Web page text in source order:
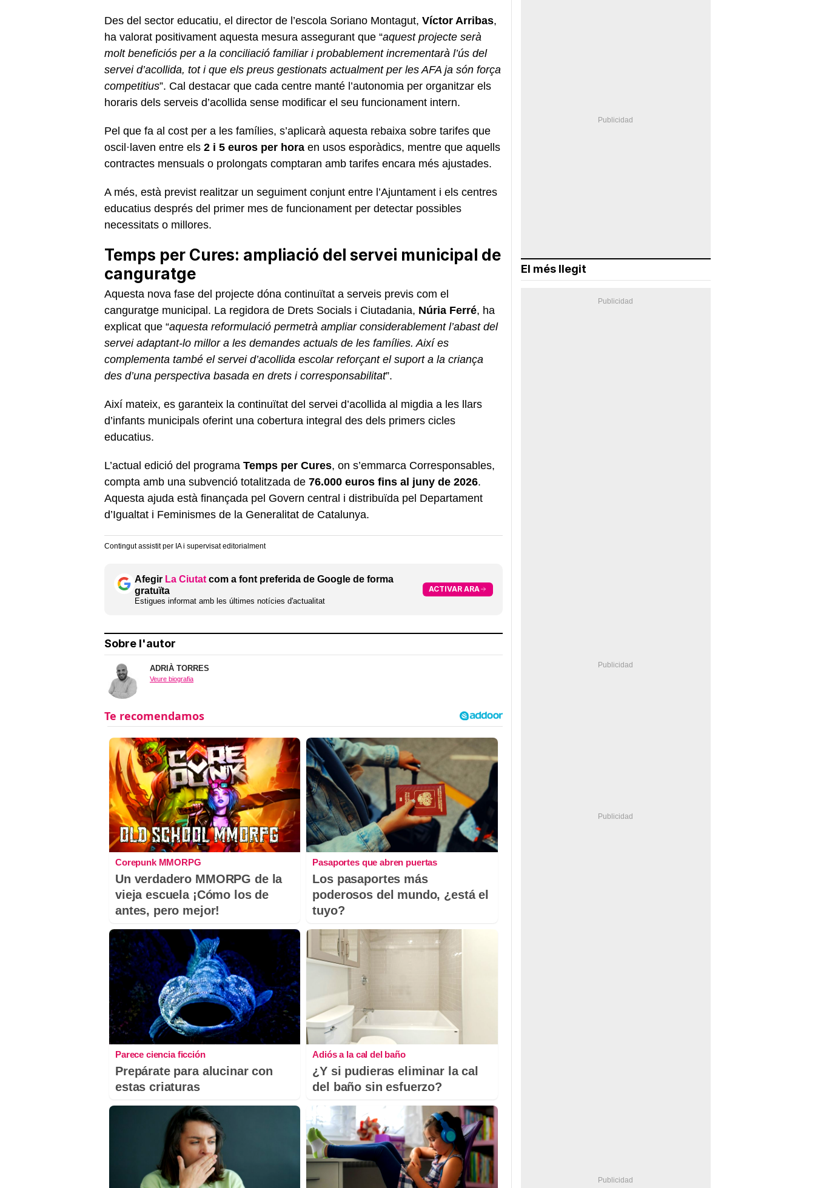
Des del sector educatiu, el director de l’escola Soriano Montagut, Víctor Arribas,
ha valorat positivament aquesta mesura assegurant que “aquest projecte serà
molt beneficiós per a la conciliació familiar i probablement incrementarà l’ús del
servei d’acollida, tot i que els preus gestionats actualment per les AFA ja són força
competitius”. Cal destacar que cada centre manté l’autonomia per organitzar els
horaris dels serveis d’acollida sense modificar el seu funcionament intern.
Pel que fa al cost per a les famílies, s’aplicarà aquesta rebaixa sobre tarifes que
oscil·laven entre els 2 i 5 euros per hora en usos esporàdics, mentre que aquells
contractes mensuals o prolongats comptaran amb tarifes encara més ajustades.
A més, està previst realitzar un seguiment conjunt entre l’Ajuntament i els centres
educatius després del primer mes de funcionament per detectar possibles
necessitats o millores.
Temps per Cures: ampliació del servei municipal de
canguratge
Aquesta nova fase del projecte dóna continuïtat a serveis previs com el
canguratge municipal. La regidora de Drets Socials i Ciutadania, Núria Ferré, ha
explicat que “aquesta reformulació permetrà ampliar considerablement l’abast del
servei adaptant-lo millor a les demandes actuals de les famílies. Així es
complementa també el servei d’acollida escolar reforçant el suport a la criança
des d’una perspectiva basada en drets i corresponsabilitat”.
Així mateix, es garanteix la continuïtat del servei d’acollida al migdia a les llars
d’infants municipals oferint una cobertura integral des dels primers cicles
educatius.
L’actual edició del programa Temps per Cures, on s’emmarca Corresponsables,
compta amb una subvenció totalitzada de 76.000 euros fins al juny de 2026.
Aquesta ajuda està finançada pel Govern central i distribuïda pel Departament
d’Igualtat i Feminismes de la Generalitat de Catalunya.
Contingut assistit per IA i supervisat editorialment
Afegir La Ciutat com a font preferida de Google de forma
gratuïta
Estigues informat amb les últimes notícies d'actualitat
ACTIVAR ARA
Sobre l'autor
ADRIÀ TORRES
Veure biografia
Corepunk MMORPG
Un verdadero MMORPG de la
vieja escuela ¡Cómo los de
antes, pero mejor!
Pasaportes que abren puertas
Los pasaportes más
poderosos del mundo, ¿está el
tuyo?
Parece ciencia ficción
Prepárate para alucinar con
estas criaturas
Adiós a la cal del baño
¿Y si pudieras eliminar la cal
del baño sin esfuerzo?
El més llegit